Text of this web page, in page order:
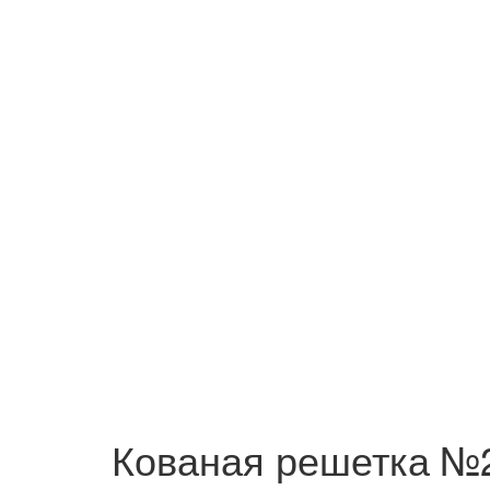
Кованая решетка